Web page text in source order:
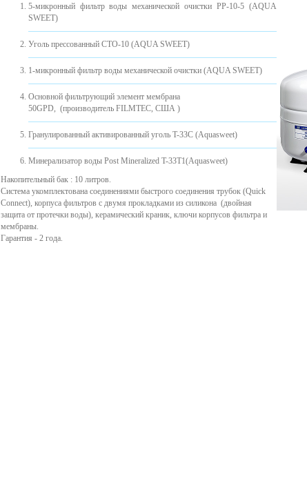
5-микронный фильтр воды механической очистки PP-10-5 (AQUA
SWEET)
Уголь прессованный CTO-10 (AQUA SWEET)
1-микронный фильтр воды механической очистки (AQUA SWEET)
Основной фильтрующий элемент мембрана
50GPD, (производитель FILMTEC, США )
Гранулированный активированный уголь T-33C (Aquasweet)
Минерализатор воды Post Mineralized T-33T1(Aquasweet)
Накопительный бак : 10 литров.
Система укомплектована соединениями быстрого соединения трубок (Quick
Connect), корпуса фильтров с двумя прокладками из силикона ​​(двойная
защита от протечки воды), керамический краник, ключи корпусов фильтра и
мембраны.
Гарантия - 2 года.